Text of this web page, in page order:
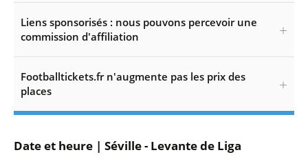
Liens sponsorisés : nous pouvons percevoir une
commission d'affiliation
Footballtickets.fr n'augmente pas les prix des
places
Date et heure | Séville - Levante de Liga